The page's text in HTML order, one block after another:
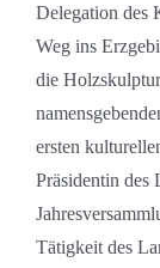
Delegation des
Weg ins
die
ersten
Präsidentin des
Tätigkeit des